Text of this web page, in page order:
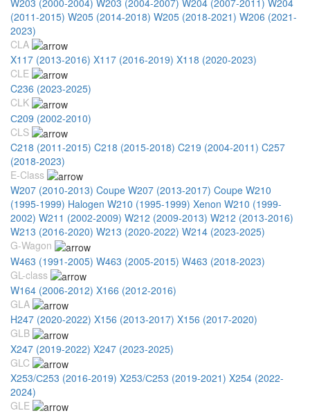
(2011-2015) W205 (2014-2018) W205 (2018-2021) W206 (2021-
2023)
CLA
X117 (2013-2016) X117 (2016-2019) X118 (2020-2023)
CLE
C236 (2023-2025)
CLK
С209 (2002-2010)
CLS
C218 (2011-2015) C218 (2015-2018) C219 (2004-2011) C257
(2018-2023)
E-Class
W207 (2010-2013) Coupe W207 (2013-2017) Coupe W210
(1995-1999) Halogen W210 (1995-1999) Xenon W210 (1999-
2002) W211 (2002-2009) W212 (2009-2013) W212 (2013-2016)
W213 (2016-2020) W213 (2020-2022) W214 (2023-2025)
G-Wagon
W463 (1991-2005) W463 (2005-2015) W463 (2018-2023)
GL-class
W164 (2006-2012) X166 (2012-2016)
GLA
H247 (2020-2022) X156 (2013-2017) X156 (2017-2020)
GLB
X247 (2019-2022) X247 (2023-2025)
GLC
X253/С253 (2016-2019) X253/С253 (2019-2021) X254 (2022-
2024)
GLE